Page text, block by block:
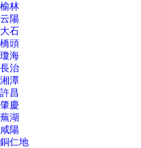
榆林
云陽
大石
橋頭
瓊海
長治
湘潭
許昌
肇慶
蕪湖
咸陽
銅仁地